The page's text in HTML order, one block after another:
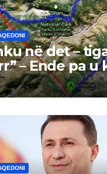
në det –
– Ende pa u
i tunelit,
nis punimet